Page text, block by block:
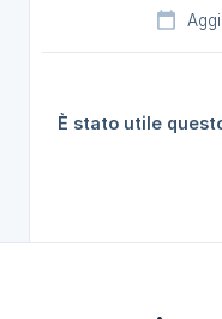
È stato utile